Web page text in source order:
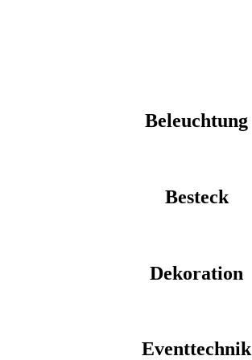
Beleuchtung
Besteck
Dekoration
Eventtechnik